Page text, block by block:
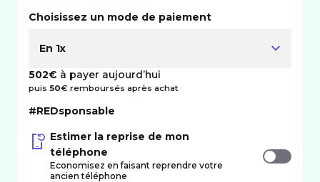
Choisissez un mode de paiement
En 1x
502€ à payer aujourd’hui
puis 50€ remboursés après achat
#REDsponsable
Estimer la reprise de mon
téléphone
Economisez en faisant reprendre votre
ancien téléphone